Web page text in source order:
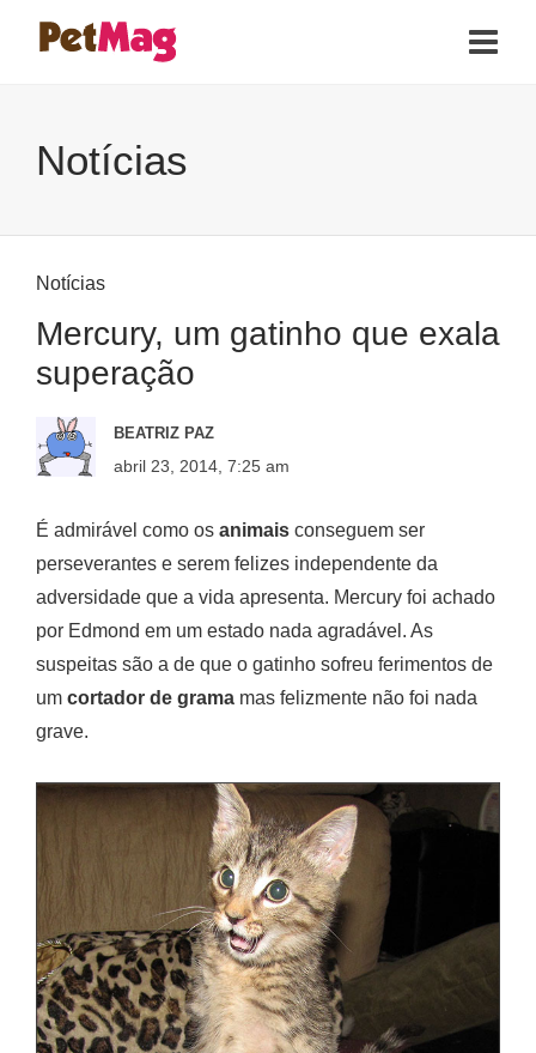
Notícias
Notícias
Mercury, um gatinho que exala
superação
BEATRIZ PAZ
abril 23, 2014, 7:25 am
É admirável como os animais conseguem ser
perseverantes e serem felizes independente da
adversidade que a vida apresenta. Mercury foi achado
por Edmond em um estado nada agradável. As
suspeitas são a de que o gatinho sofreu ferimentos de
um cortador de grama mas felizmente não foi nada
grave.